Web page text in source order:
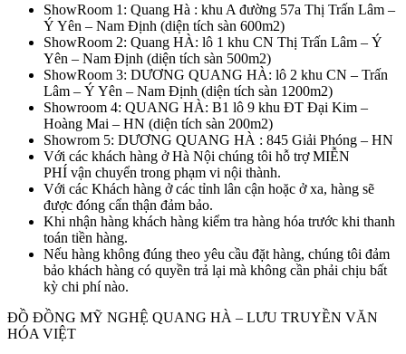
ShowRoom 1: Quang Hà : khu A đường 57a Thị Trấn Lâm –
Ý Yên – Nam Định (diện tích sàn 600m2)
ShowRoom 2: Quang HÀ: lô 1 khu CN Thị Trấn Lâm – Ý
Yên – Nam Định (diện tích sàn 500m2)
ShowRoom 3: DƯƠNG QUANG HÀ: lô 2 khu CN – Trấn
Lâm – Ý Yên – Nam Định (diện tích sàn 1200m2)
Showroom 4: QUANG HÀ: B1 lô 9 khu ĐT Đại Kim –
Hoàng Mai – HN (diện tích sàn 200m2)
Showrom 5: DƯƠNG QUANG HÀ : 845 Giải Phóng – HN
Với các khách hàng ở Hà Nội chúng tôi hỗ trợ MIỄN
PHÍ vận chuyển trong phạm vi nội thành.
Với các Khách hàng ở các tỉnh lân cận hoặc ở xa, hàng sẽ
được đóng cẩn thận đảm bảo.
Khi nhận hàng khách hàng kiểm tra hàng hóa trước khi thanh
toán tiền hàng.
Nếu hàng không đúng theo yêu cầu đặt hàng, chúng tôi đảm
bảo khách hàng có quyền trả lại mà không cần phải chịu bất
kỳ chi phí nào.
ĐỒ ĐỒNG MỸ NGHỆ QUANG HÀ – LƯU TRUYỀN VĂN
HÓA VIỆT